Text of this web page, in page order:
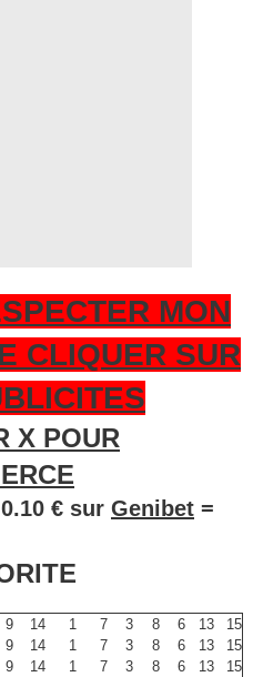
MON
CLIQUER SUR
X POUR
€ sur Genibet =
9 14 1 7 3 8 6 13
15
9 14 1 7 3 8 6 13
15
9 14 1 7 3 8 6 13
15